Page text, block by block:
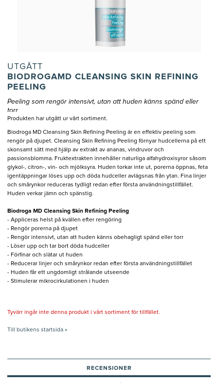
UTGÅTT
BIODROGAMD CLEANSING SKIN REFINING
PEELING
Peeling som rengör intensivt, utan att huden känns spänd eller
torr
Produkten har utgått ur vårt sortiment.
Biodroga MD Cleansing Skin Refining Peeling är en effektiv peeling som
rengör på djupet. Cleansing Skin Refining Peeling förnyar hudcellerna på ett
skonsamt sätt med hjälp av extrakt av ananas, vindruvor och
passionsblomma. Fruktextrakten innehåller naturliga alfahydroxisyror såsom
glykol-, citron-, vin- och mjölksyra. Huden torkar inte ut, porerna öppnas, feta
igentäppningar löses upp och döda hudceller avlägsnas från ytan. Fina linjer
och smårynkor reduceras tydligt redan efter första användningstillfället.
Huden verkar jämn och spänstig.
Biodroga MD Cleansing Skin Refining Peeling
- Appliceras helst på kvällen efter rengöring
- Rengör porerna på djupet
- Rengör intensivt, utan att huden känns obehagligt spänd eller torr
- Löser upp och tar bort döda hudceller
- Förfinar och slätar ut huden
- Reducerar linjer och smårynkor redan efter första användningstillfället
- Huden får ett ungdomligt strålande utseende
- Stimulerar mikrocirkulationen i huden
Tyvärr ingår inte denna produkt i vårt sortiment för tillfället.
Till butikens startsida »
RECENSIONER